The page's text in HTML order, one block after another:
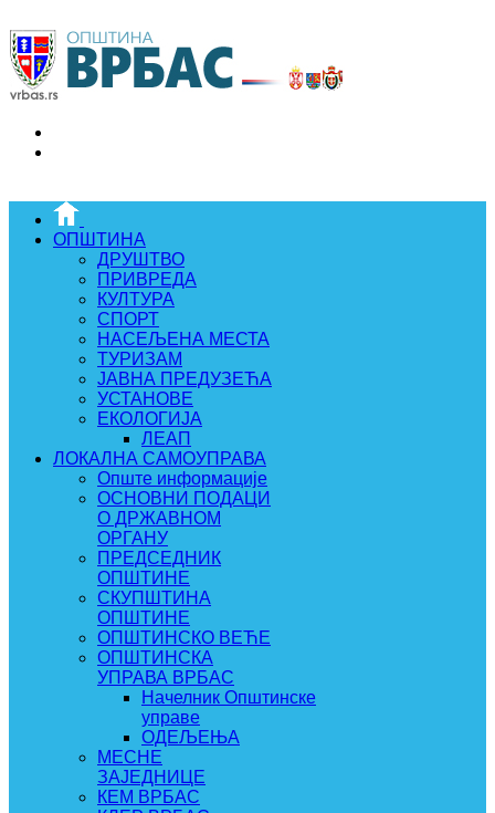
ОПШТИНА
ДРУШТВО
ПРИВРЕДА
КУЛТУРА
СПОРТ
НАСЕЉЕНА МЕСТА
ТУРИЗАМ
ЈАВНА ПРЕДУЗЕЋА
УСТАНОВЕ
ЕКОЛОГИЈА
ЛЕАП
ЛОКАЛНА САМОУПРАВА
Опште информације
ОСНОВНИ ПОДАЦИ
О ДРЖАВНОМ
ОРГАНУ
ПРЕДСЕДНИК
ОПШТИНЕ
СКУПШТИНА
ОПШТИНЕ
ОПШТИНСКО ВЕЋЕ
ОПШТИНСКА
УПРАВА ВРБАС
Начелник Општинске
управе
ОДЕЉЕЊА
МЕСНЕ
ЗАЈЕДНИЦЕ
КЕМ ВРБАС